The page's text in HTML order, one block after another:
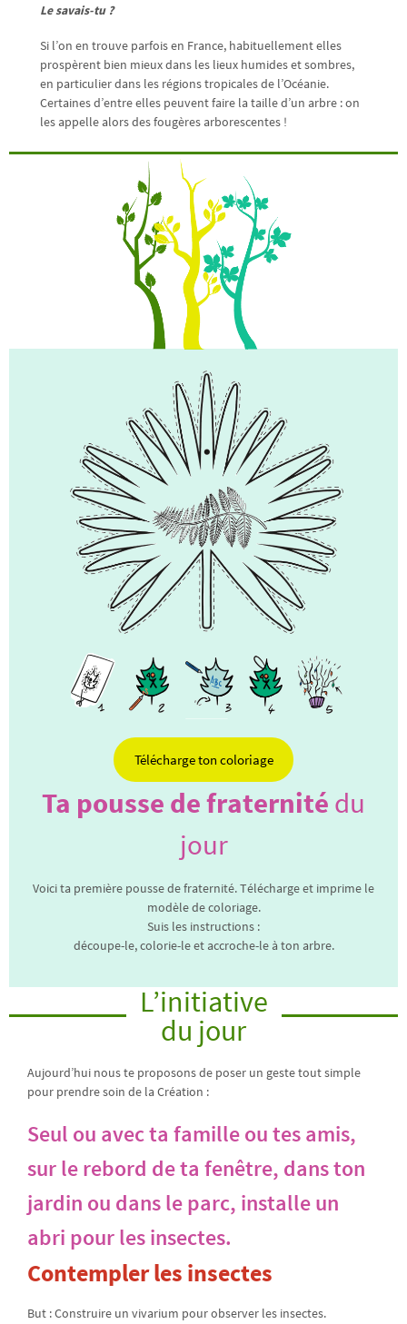
Le savais-tu ?
Si l’on en trouve parfois en France, habituellement elles
prospèrent bien mieux dans les lieux humides et sombres,
en particulier dans les régions tropicales de l’Océanie.
Certaines d’entre elles peuvent faire la taille d’un arbre : on
les appelle alors des fougères arborescentes !
Télécharge ton coloriage
Ta pousse de fraternité du
jour
Voici ta première pousse de fraternité. Télécharge et imprime le
modèle de coloriage.
Suis les instructions :
découpe-le, colorie-le et accroche-le à ton arbre.
L’initiative
du jour
Aujourd’hui nous te proposons de poser un geste tout simple
pour prendre soin de la Création :
Seul ou avec ta famille ou tes amis,
sur le rebord de ta fenêtre, dans ton
jardin ou dans le parc, installe un
abri pour les insectes.
Contempler les insectes
But : Construire un vivarium pour observer les insectes.